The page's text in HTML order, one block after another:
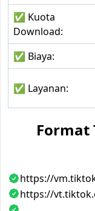
✅ Kuota
Download:
✅ Biaya:
✅ Layanan:
Format
https://
https://